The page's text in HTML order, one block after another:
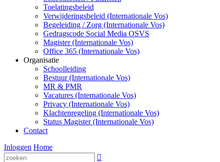
Toelatingsbeleid
Verwijderingsbeleid (Internationale Vos)
Begeleiding / Zorg (Internationale Vos)
Gedragscode Social Media OSVS
Magister (Internationale Vos)
Office 365 (Internationale Vos)
Organisatie
Schoolleiding
Bestuur (Internationale Vos)
MR & PMR
Vacatures (Internationale Vos)
Privacy (Internationale Vos)
Klachtenregeling (Internationale Vos)
Status Magister (Internationale Vos)
Contact
Inloggen Home
